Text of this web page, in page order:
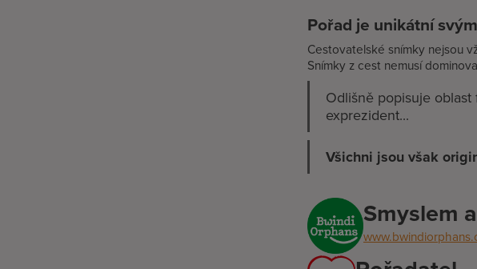
Pořad je unikátní
Cestovatelské snímky nejsou
Snímky z cest nemusí
Odlišně popisuje
exprezident...
Všichni jsou však
Smyslem